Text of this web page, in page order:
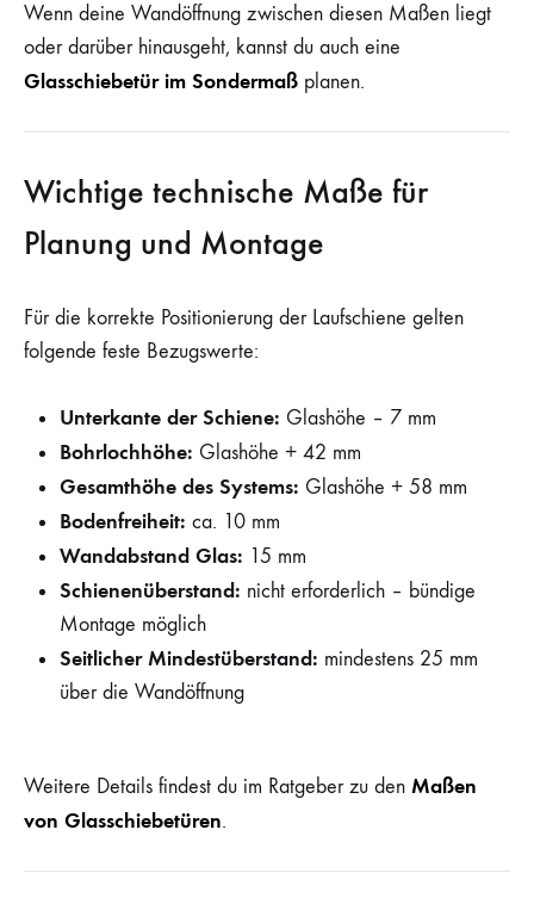
Wenn deine Wandöffnung zwischen diesen Maßen liegt
oder darüber hinausgeht, kannst du auch eine
Glasschiebetür im Sondermaß planen.
Wichtige technische Maße für
Planung und Montage
Für die korrekte Positionierung der Laufschiene gelten
folgende feste Bezugswerte:
Unterkante der Schiene: Glashöhe – 7 mm
Bohrlochhöhe: Glashöhe + 42 mm
Gesamthöhe des Systems: Glashöhe + 58 mm
Bodenfreiheit: ca. 10 mm
Wandabstand Glas: 15 mm
Schienenüberstand: nicht erforderlich – bündige
Montage möglich
Seitlicher Mindestüberstand: mindestens 25 mm
über die Wandöffnung
Weitere Details findest du im Ratgeber zu den Maßen
von Glasschiebetüren.